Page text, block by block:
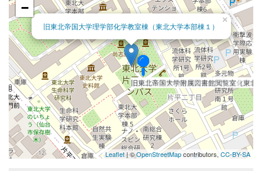
旧仙台医学専門学校博物・理化学教室（
旧仙台医学専門学校六号教室（東北大学
旧第二高等学校書庫（東北大学文化財収
旧東北帝国大学附属図書館閲覧室（東北
旧東北帝国大学理学部化学教室棟（東北大学本部棟１）
×
−
Leaflet| ©OpenStreetMapcontributors, CC-BY-SA